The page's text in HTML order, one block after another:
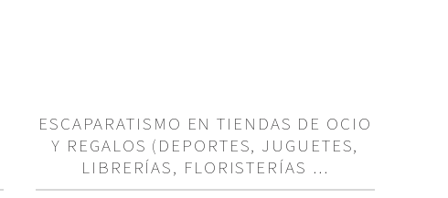
ESCAPARATISMO EN TIENDAS DE OCIO
Y REGALOS (DEPORTES, JUGUETES,
LIBRERÍAS, FLORISTERÍAS …